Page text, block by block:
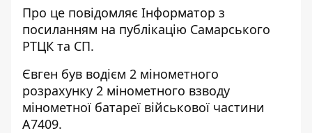
Про це повідомляє Інформатор з
посиланням на публікацію Самарського
РТЦК та СП.
Євген був водієм 2 мінометного
розрахунку 2 мінометного взводу
мінометної батареї військової частини
А7409.